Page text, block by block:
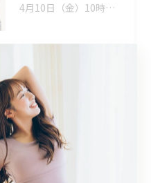
4月10日（金）10時〜17時※最終受付 16:30まで
2026/03/05
2025/12/15